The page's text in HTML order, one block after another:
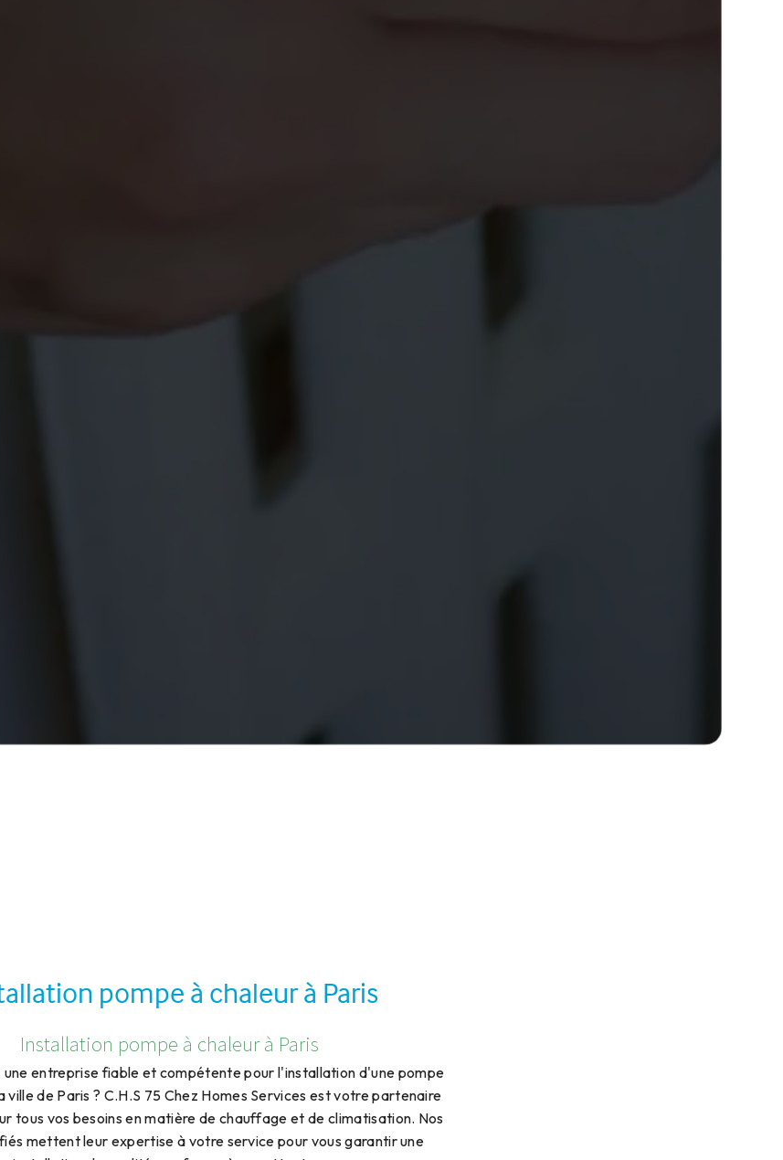
pompe à chaleur à Paris
Installation pompe à chaleur à Paris
une entreprise fiable et compétente pour l'installation d'une pompe
ville de Paris ? C.H.S 75 Chez Homes Services est votre partenaire
tous vos besoins en matière de chauffage et de climatisation. Nos
mettent leur expertise à votre service pour vous garantir une